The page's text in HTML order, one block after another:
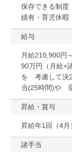
保存できる制
績有・育児休暇
給与
月給210,900円
90万円（月給+
を 考慮して決
当(25時間)や
昇給・賞与
昇給年1回（4月
諸手当